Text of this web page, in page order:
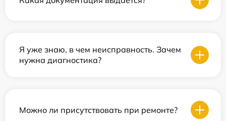
Я уже знаю, в чем неисправность. Зачем
нужна диагностика?
Можно ли присутствовать при ремонте?